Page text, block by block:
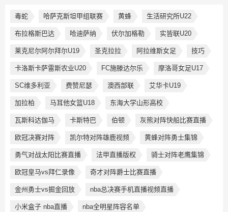
毒蛇 哈萨克斯坦甲组联赛 黄蜂 生活研究所U22
布拉格斯巴达 哈迪萨纳 伏尔加格勒 实皆联U20
莱克尼尔阿尔拜尔U19 圣克拉拉 阿拉维斯女足 技巧
卡洛斯卡萨雷斯农业U20 FC施滕达尔乐 摩洛哥女足U17
SC维多利亚 费赞尼瑟 澳西部联 艾华卡U19
加拉柏 马耳他女篮U18 东海大学山形高校
瓦斯科达伽马 卡斯特巴 伯顿 灰熊对阵快船比赛直播
欧冠决赛对阵 凯尔特对阵雄鹿视频 黄蜂对阵勇士集锦
勇气对战太阳比赛直播 法甲直播版权 骑士对阵老鹰集锦
欧冠皇马vs拜仁录像 奇才对阵爵士比赛直播
金州勇士vs掘金回放 nba总决赛手机直播视频直播
小米盒子 nba直播 nba全明星阵容名单